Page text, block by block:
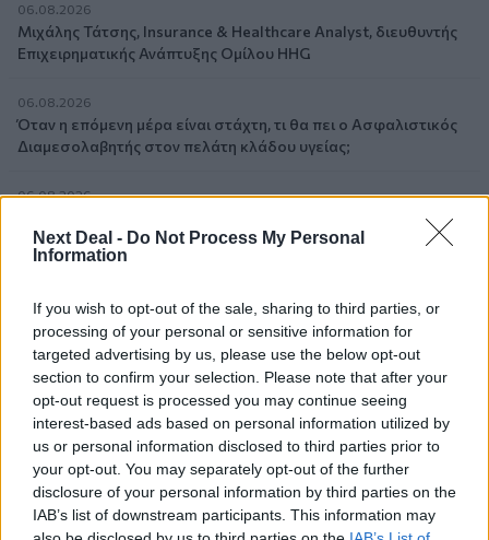
Next Deal - Do Not Process My Personal
Information
If you wish to opt-out of the sale, sharing to third parties, or
processing of your personal or sensitive information for
targeted advertising by us, please use the below opt-out
section to confirm your selection. Please note that after your
opt-out request is processed you may continue seeing
interest-based ads based on personal information utilized by
us or personal information disclosed to third parties prior to
your opt-out. You may separately opt-out of the further
disclosure of your personal information by third parties on the
IAB’s list of downstream participants. This information may
06.08.2026
Μιχάλης Τάτσης, Insurance & Healthcare Analyst, διευθυντής
Επιχειρηματικής Ανάπτυξης Ομίλου HHG
06.08.2026
Όταν η επόμενη μέρα είναι στάχτη, τι θα πει ο Ασφαλιστικός
Διαμεσολαβητής στον πελάτη κλάδου υγείας;
06.08.2026
καινοτόμα φάρμακα φτάνει τελικά στην Ελλάδα
Μείωση ασφαλιστικών εισφορών ύψους 240 εκατ. ευρώ
ζητούν οι έμποροι από την Κυβέρνηση
06.08.2026
Ευρώπη: Μπορεί η κλιματική αλλαγή να οδηγήσει σε
ενεργειακή κρίση;
06.08.2026
Στέλιος Λιανός – INTERAMERICAN / Αθηναϊκή Γενική Κλινική